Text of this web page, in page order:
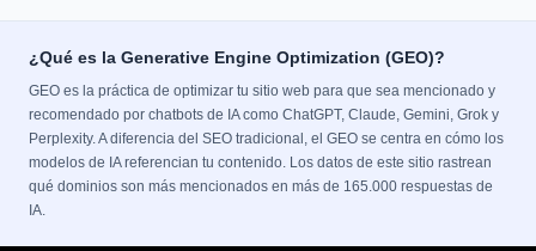
¿Qué es la Generative Engine Optimization (GEO)?
GEO es la práctica de optimizar tu sitio web para que sea mencionado y
recomendado por chatbots de IA como ChatGPT, Claude, Gemini, Grok y
Perplexity. A diferencia del SEO tradicional, el GEO se centra en cómo los
modelos de IA referencian tu contenido. Los datos de este sitio rastrean
qué dominios son más mencionados en más de 165.000 respuestas de
IA.